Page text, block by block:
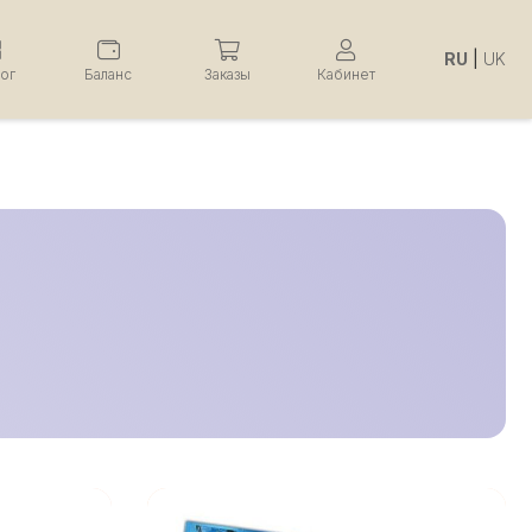
Баланс Заказы Кабинет
RU UK